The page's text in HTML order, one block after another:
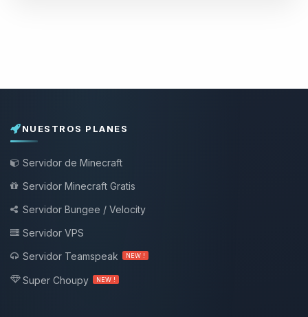
NUESTROS PLANES
Servidor de Minecraft
Servidor Minecraft Gratis
Servidor Bungee / Velocity
Servidor VPS
Servidor Teamspeak
NEW !
Super Choupy NEW !